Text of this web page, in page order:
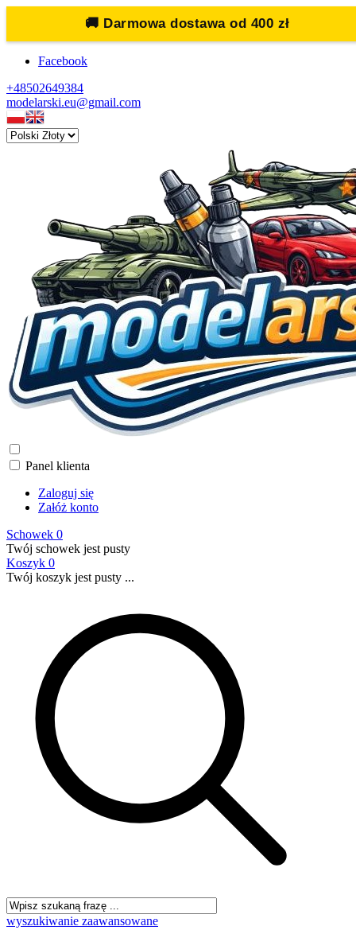
🚚 Darmowa dostawa od 400 zł
Facebook
+48502649384
modelarski.eu@gmail.com
Panel klienta
Zaloguj się
Załóż konto
Schowek 0
Twój schowek jest pusty
Koszyk 0
Twój koszyk jest pusty ...
wyszukiwanie zaawansowane